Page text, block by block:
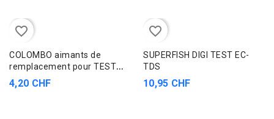
favorite_border
COLOMBO aimants de
remplacement pour TEST
STIRRER
4,20 CHF
favorite_border
SUPERFISH DIGI TEST EC-
TDS
10,95 CHF